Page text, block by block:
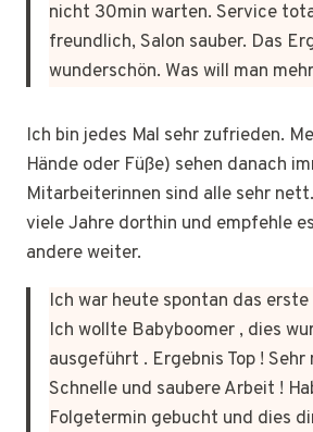
nicht 30min warten. Service
freundlich, Salon sauber. Das
wunderschön. Was will man
Ich bin jedes Mal sehr zufrieden.
Hände oder Füße) sehen danach
Mitarbeiterinnen sind alle sehr
viele Jahre dorthin und empfehle
andere weiter.
Ich war heute spontan das
Ich wollte Babyboomer , dies
ausgeführt . Ergebnis Top !
Schnelle und saubere Arbeit !
Folgetermin gebucht und dies